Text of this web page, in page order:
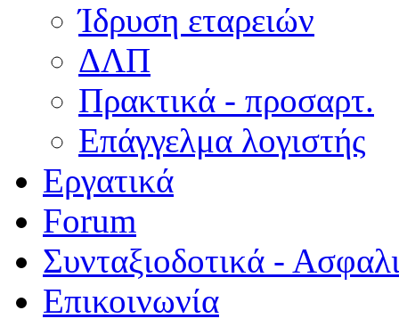
Ίδρυση εταρειών
ΔΛΠ
Πρακτικά - προσαρτ.
Επάγγελμα λογιστής
Εργατικά
Forum
Συνταξιοδοτικά -
Επικοινωνία